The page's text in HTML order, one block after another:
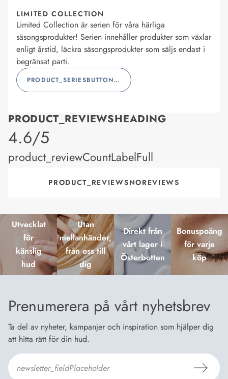
LIMITED COLLECTION
Limited Collection är serien för våra härliga
säsongsprodukter! Serien innehåller produkter som växlar
enligt årstid, läckra säsongsprodukter som säljs endast i
begränsat parti.
PRODUCT_SERIESBUTTONLABEL
PRODUCT_REVIEWSHEADING
product_rating
4.6/5
product_reviewCountLabelFull
PRODUCT_REVIEWSNOREVIEWS
Utvecklat
för
känslig
hud
Utan
mellanhänder,
från oss till
dig
Direkt från
vårt lager i
Österbotten
Bonuspoäng
för varje
köp
Prenumerera på vårt nyhetsbrev
Ta del av nyheter, kampanjer och inspiration som hjälper dig
att hitta rätt för din hud.